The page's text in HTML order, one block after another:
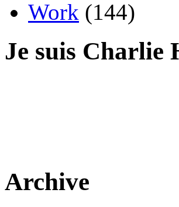
Work (144)
Je suis Charlie
Archive